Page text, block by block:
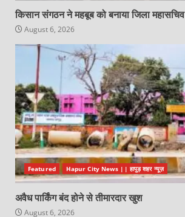
किसान संगठन ने महबूब को बनाया जिला महासचिव
August 6, 2026
Featured Hapur City News || हापुड़ शहर न्यूज़
अवैध पार्किंग बंद होने से तीमारदार खुश
August 6, 2026